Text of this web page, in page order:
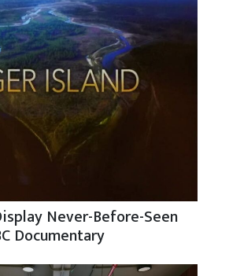
Never-Before-Seen
Documentary